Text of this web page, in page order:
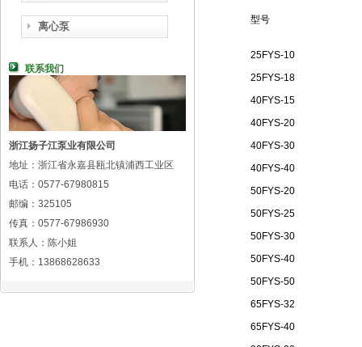
离心泵
联系我们
浙江扬子江泵业有限公司
地址：浙江省永嘉县瓯北镇浦西工业区
电话：0577-67980815
邮编：325105
传真：0577-67986930
联系人：陈小姐
手机：13868628633
型号
25FYS-10
25FYS-18
40FYS-15
40FYS-20
40FYS-30
40FYS-40
50FYS-20
50FYS-25
50FYS-30
50FYS-40
50FYS-50
65FYS-32
65FYS-40